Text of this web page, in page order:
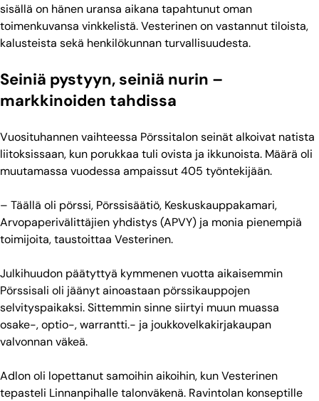
sisällä on hänen uransa aikana tapahtunut oman
toimenkuvansa vinkkelistä. Vesterinen on vastannut tiloista,
kalusteista sekä henkilökunnan turvallisuudesta.
Seiniä pystyyn, seiniä nurin –
markkinoiden tahdissa
Vuosituhannen vaihteessa Pörssitalon seinät alkoivat natista
liitoksissaan, kun porukkaa tuli ovista ja ikkunoista. Määrä oli
muutamassa vuodessa ampaissut 405 työntekijään.
– Täällä oli pörssi, Pörssisäätiö, Keskuskauppakamari,
Arvopaperivälittäjien yhdistys (APVY) ja monia pienempiä
toimijoita, taustoittaa Vesterinen.
Julkihuudon päätyttyä kymmenen vuotta aikaisemmin
Pörssisali oli jäänyt ainoastaan pörssikauppojen
selvityspaikaksi. Sittemmin sinne siirtyi muun muassa
osake-, optio-, warrantti.- ja joukkovelkakirjakaupan
valvonnan väkeä.
Adlon oli lopettanut samoihin aikoihin, kun Vesterinen
tepasteli Linnanpihalle talonväkenä. Ravintolan konseptille